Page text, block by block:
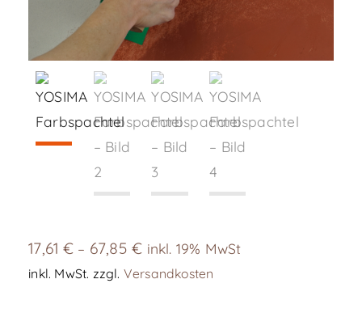
17,61 €– 67,85€ inkl. 19% MwSt
inkl. MwSt. zzgl. Versandkosten